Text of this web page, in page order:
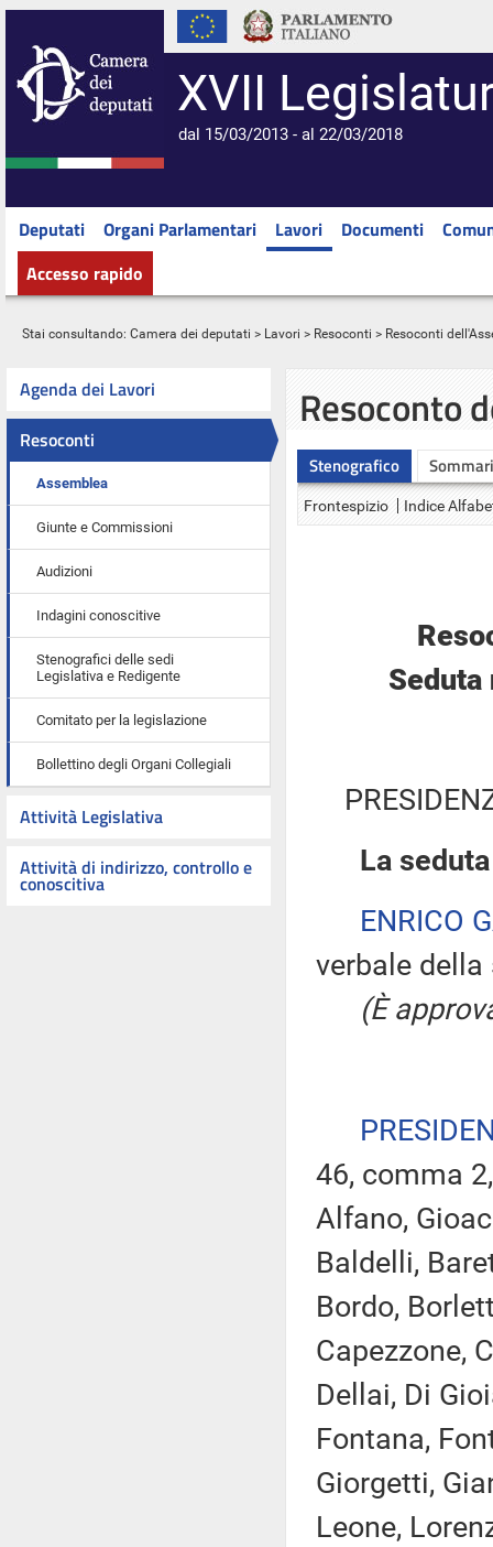
XVII
dal 15/03/2013 - al 22/03/2018
Deputati Organi Parlamentari Lavori Documenti
Accesso rapido
Stai consultando: Camera dei deputati > Lavori > Resoconti > Resoconti
Agenda dei Lavori
Resoconti
Assemblea
Giunte e Commissioni
Audizioni
Indagini conoscitive
Stenografici delle sedi
Legislativa e Redigente
Comitato per la legislazione
Bollettino degli Organi Collegiali
Attività Legislativa
Attività di indirizzo, controllo e
conoscitiva
Resoconto
Stenografico
Frontespizio Indice
La
ENRICO
verbale
(È
46, comma
Alfano,
Baldelli,
Bordo,
Capezzone,
Dellai, Di
Fontana,
Giorgetti,
Leone,